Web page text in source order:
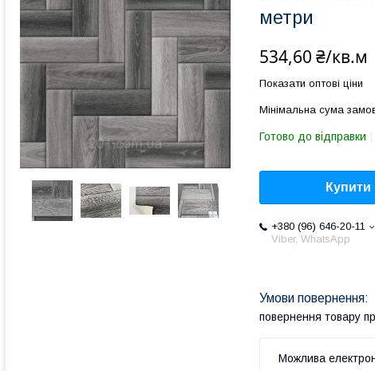
метри
534,60 ₴/кв.м
Показати оптові ціни
Мінімальна сума
Готово до відправки
Купити
+380 (96) 646-20-11
Viber, WhatsApp
повернення товару